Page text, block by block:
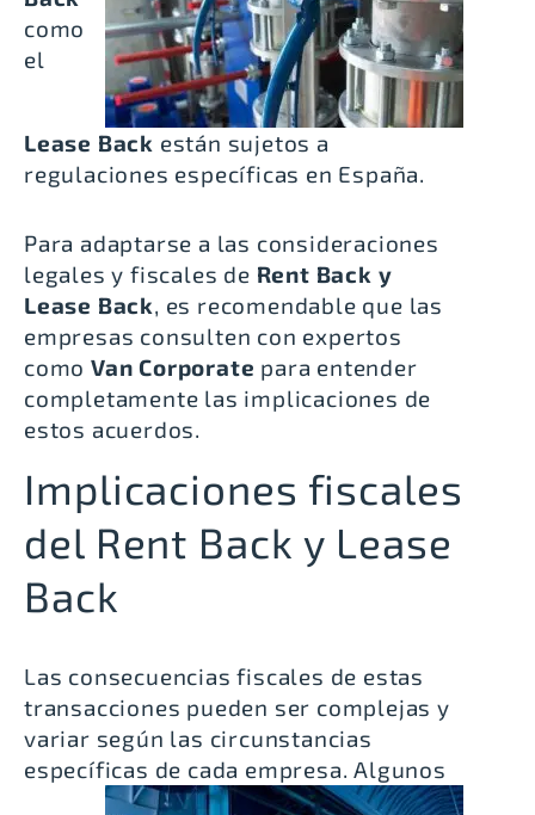
como
el
Lease Back están sujetos a
regulaciones específicas en España.
Para adaptarse a las consideraciones
legales y fiscales de Rent Back y
Lease Back, es recomendable que las
empresas consulten con expertos
como Van Corporate para entender
completamente las implicaciones de
estos acuerdos.
Implicaciones fiscales
del Rent Back y Lease
Back
Las consecuencias fiscales de estas
transacciones pueden ser complejas y
variar según las circunstancias
específicas de cada empresa.Algunos